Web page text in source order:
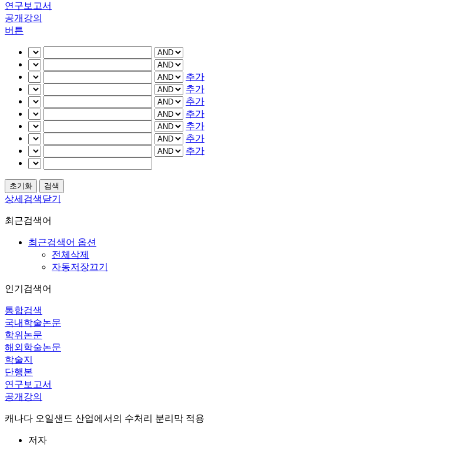
연구보고서
공개강의
버튼
추가
추가
추가
추가
추가
추가
추가
상세검색닫기
최근검색어
최근검색어 옵션
전체삭제
자동저장끄기
인기검색어
통합검색
국내학술논문
학위논문
해외학술논문
학술지
단행본
연구보고서
공개강의
캐나다 오일샌드 산업에서의 수처리 분리막 적용
저자